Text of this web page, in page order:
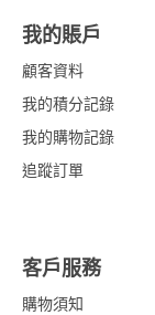
我的賬戶
顧客資料
我的積分記錄
我的購物記錄
追蹤訂單
客戶服務
購物須知